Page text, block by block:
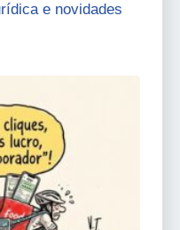
e novidades